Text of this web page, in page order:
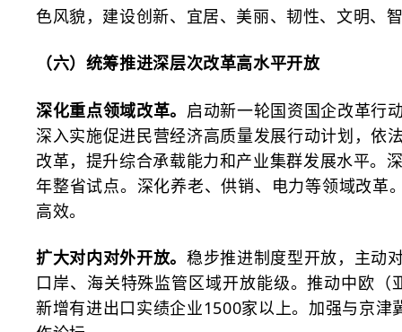
色风貌，建设创新、宜居、美丽、韧性、文明、
（六）统筹推进深层次改革高水平开放
深化重点领域改革。 启动新一轮国资国企改革行
深入实施促进民营经济高质量发展行动计划，依
改革，提升综合承载能力和产业集群发展水平。
年整省试点。深化养老、供销、电力等领域改革
高效。
扩大对内对外开放。稳步推进制度型开放，主动
口岸、海关特殊监管区域开放能级。推动中欧（
新增有进出口实绩企业1500家以上。加强与京